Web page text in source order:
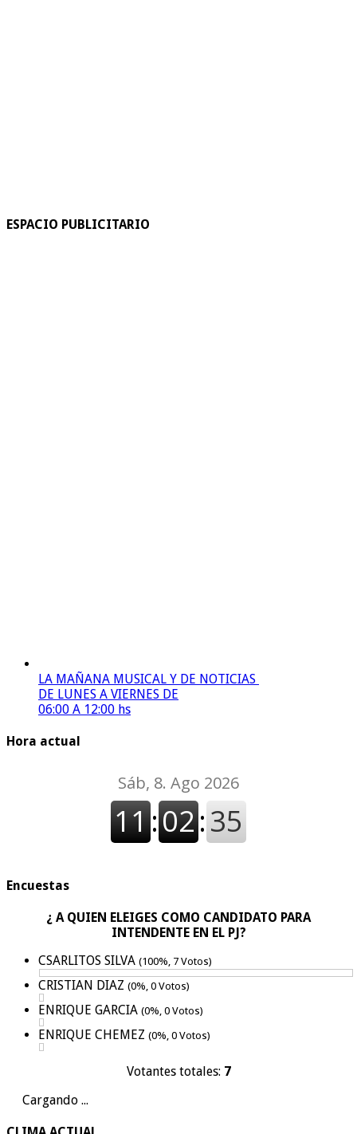
ESPACIO PUBLICITARIO
LA MAÑANA MUSICAL Y DE NOTICIAS
DE LUNES A VIERNES DE
06:00 A 12:00 hs
Hora actual
Encuestas
¿ A QUIEN ELEIGES COMO CANDIDATO PARA
INTENDENTE EN EL PJ?
CSARLITOS SILVA (100%, 7 Votos)
CRISTIAN DIAZ (0%, 0 Votos)
ENRIQUE GARCIA (0%, 0 Votos)
ENRIQUE CHEMEZ (0%, 0 Votos)
Votantes totales: 7
Cargando ...